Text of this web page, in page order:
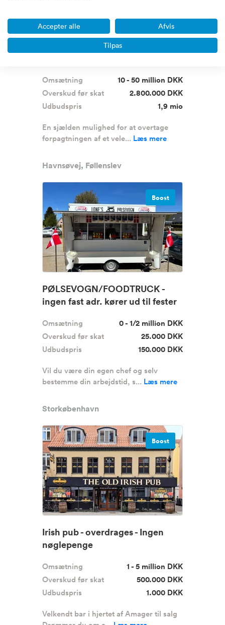
Konference, restaurant og
Omsætning
10 - 50 million DKK
Overskud før skat
2.800.000 DKK
Udbudspris
1,9 mio
En sjælden mulighed for at overtage
forpagtningen af et vele... Læs mere
Havnsøvej, Føllenslev
Boost
PØLSEVOGN/FOODTRUCK -
ingen fast adr. kører ud til fester
Omsætning
0 - 1/2 million DKK
Overskud før skat
25.000 DKK
Udbudspris
150.000 DKK
Vil du være din egen chef og selv
bestemme din arbejdstid, s... Læs mere
Storkøbenhavn
Boost
Irish pub - overdrages - Ingen
nøglepenge
Omsætning
1 - 5 million DKK
Overskud før skat
500.000 DKK
Udbudspris
1.000 DKK
Velkendt bar i hjertet af Amager til salg
Accepter alle Afvis
Tilpas